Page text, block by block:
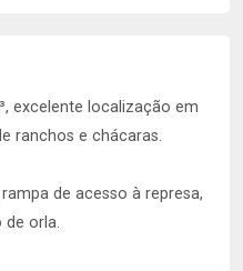
excelente localização em
ranchos e chácaras.
de acesso à represa,
de orla.